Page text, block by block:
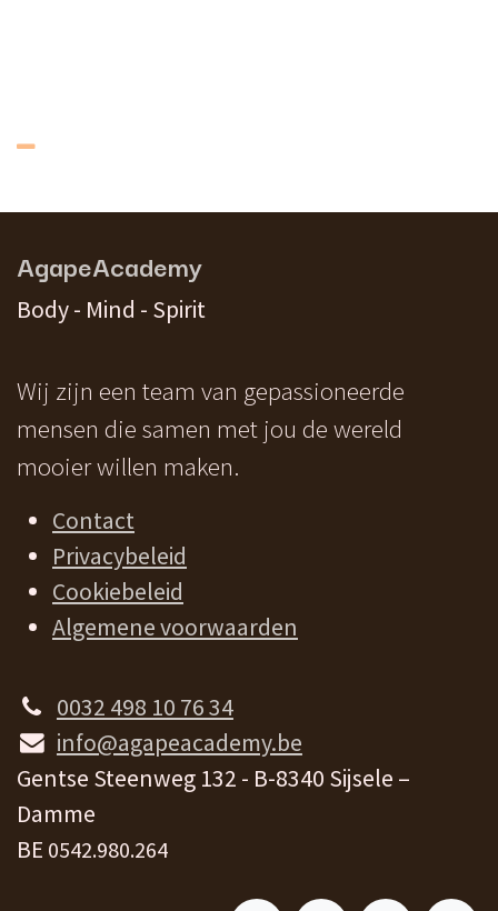
AgapeAcademy
Body - Mind - Spirit
Wij zijn een team van gepassioneerde
mensen die samen met jou de wereld
mooier willen maken.
Contact
Privacybeleid
Cookiebeleid
Algemene voorwaarden
0032 498 10 76 34
info@agapeacademy.be
Gentse Steenweg 132 - B-8340 Sijsele –
Damme
BE 0542.980.264